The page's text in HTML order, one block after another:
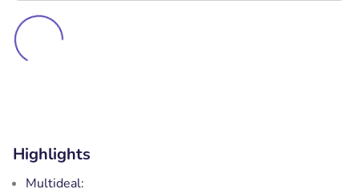
Highlights
Multideal: